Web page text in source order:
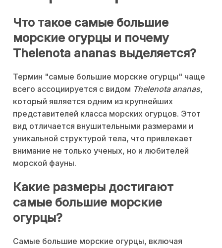
Что такое самые большие
морские огурцы и почему
Thelenota ananas выделяется?
Термин "самые большие морские огурцы" чаще
всего ассоциируется с видом Thelenota ananas,
который является одним из крупнейших
представителей класса морских огурцов. Этот
вид отличается внушительными размерами и
уникальной структурой тела, что привлекает
внимание не только ученых, но и любителей
морской фауны.
Какие размеры достигают
самые большие морские
огурцы?
Самые большие морские огурцы, включая